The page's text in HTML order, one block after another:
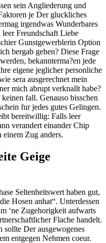
sein Angliederung und
je Der gluckliches
irgendwas Wunderbares
Freundschaft Liebe
Gunstgewerblerin Option
bergab gehen? Diese Frage
bekannterma?en jede
eigene jeglicher personliche
sera ausgerechnet mein
mich abrupt verknallt habe?
fall. Genauso bisschen
fur jedes gutes Gelingen.
bereitwillig: Falls leer
verandert einander Chip
einem Zug anders.
Geige
Seltenheitswert haben gut,
Hosen anhat“. Unterdessen
‘ne Zugehorigkeit aufwarts
Flache handelt.
sollte Der ausgewogenes
entgegen Nehmen coeur.